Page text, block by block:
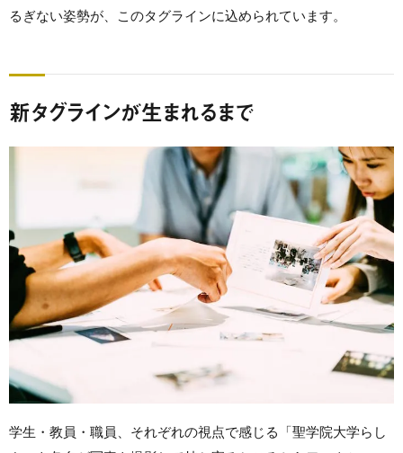
るぎない姿勢が、このタグラインに込められています。
新タグラインが生まれるまで
学生・教員・職員、それぞれの視点で感じる「聖学院大学らし